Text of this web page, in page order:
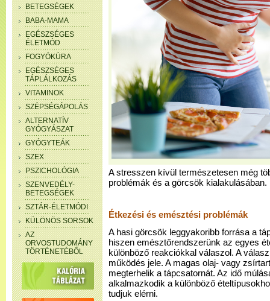
BETEGSÉGEK
BABA-MAMA
EGÉSZSÉGES
ÉLETMÓD
FOGYÓKÚRA
EGÉSZSÉGES
TÁPLÁLKOZÁS
VITAMINOK
SZÉPSÉGÁPOLÁS
ALTERNATÍV
GYÓGYÁSZAT
GYÓGYTEÁK
SZEX
PSZICHOLÓGIA
SZENVEDÉLY-
BETEGSÉGEK
SZTÁR-ÉLETMÓDI
KÜLÖNÖS SORSOK
AZ
ORVOSTUDOMÁNY
TÖRTÉNETÉBŐL
A stresszen kívül természetesen még
problémák és a görcsök kialakulásában.
Étkezési és emésztési problémák
A hasi görcsök leggyakoribb forrása a
hiszen emésztőrendszerünk az egyes
különböző reakciókkal válaszol. A
működés jele. A magas olaj- vagy
megterhelik a tápcsatornát. Az idő
alkalmazkodik a különböző
tudjuk elérni.